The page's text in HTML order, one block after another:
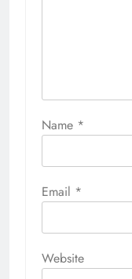
Name *
Email *
Website